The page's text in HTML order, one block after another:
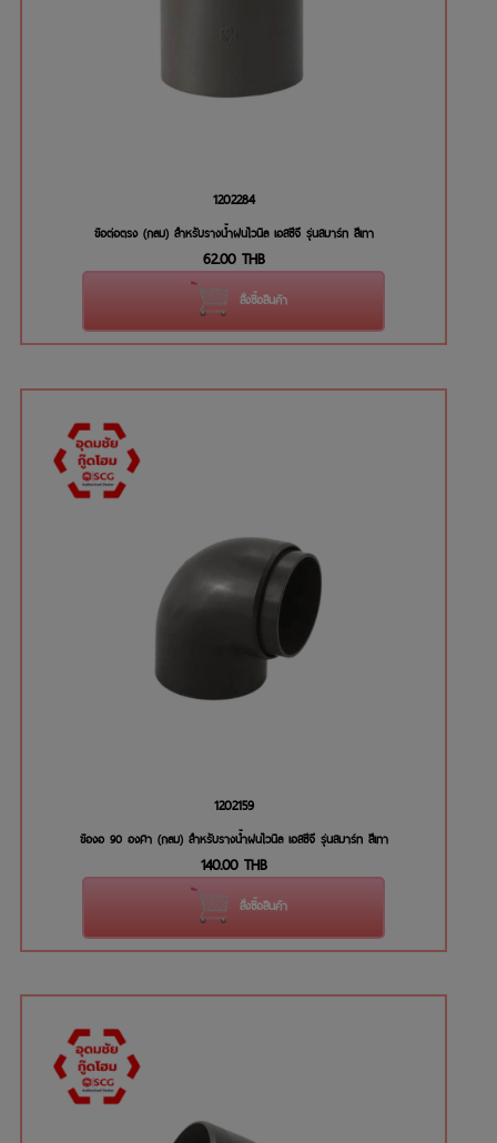
1202284
ข้อต่อตรง (กลม) สำหรับรางน้ำฝนไวนิล เอสซีจี รุ่นสมาร์ท สีเทา
62.00 THB
สั่งซื้อสินค้า
1202159
ข้องอ 90 องศา (กลม) สำหรับรางน้ำฝนไวนิล เอสซีจี รุ่นสมาร์ท สีเทา
140.00 THB
สั่งซื้อสินค้า